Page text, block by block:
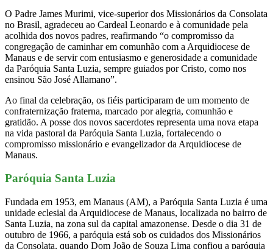
O Padre James Murimi, vice-superior dos Missionários da Consolata
no Brasil, agradeceu ao Cardeal Leonardo e à comunidade pela
acolhida dos novos padres, reafirmando “o compromisso da
congregação de caminhar em comunhão com a Arquidiocese de
Manaus e de servir com entusiasmo e generosidade a comunidade
da Paróquia Santa Luzia, sempre guiados por Cristo, como nos
ensinou São José Allamano”.
Ao final da celebração, os fiéis participaram de um momento de
confraternização fraterna, marcado por alegria, comunhão e
gratidão. A posse dos novos sacerdotes representa uma nova etapa
na vida pastoral da Paróquia Santa Luzia, fortalecendo o
compromisso missionário e evangelizador da Arquidiocese de
Manaus.
Paróquia Santa Luzia
Fundada em 1953, em Manaus (AM), a Paróquia Santa Luzia é uma
unidade eclesial da Arquidiocese de Manaus, localizada no bairro de
Santa Luzia, na zona sul da capital amazonense. Desde o dia 31 de
outubro de 1966, a paróquia está sob os cuidados dos Missionários
da Consolata, quando Dom João de Souza Lima confiou a paróquia